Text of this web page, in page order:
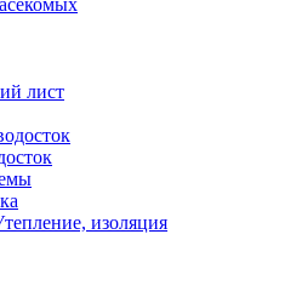
лист
изоляция